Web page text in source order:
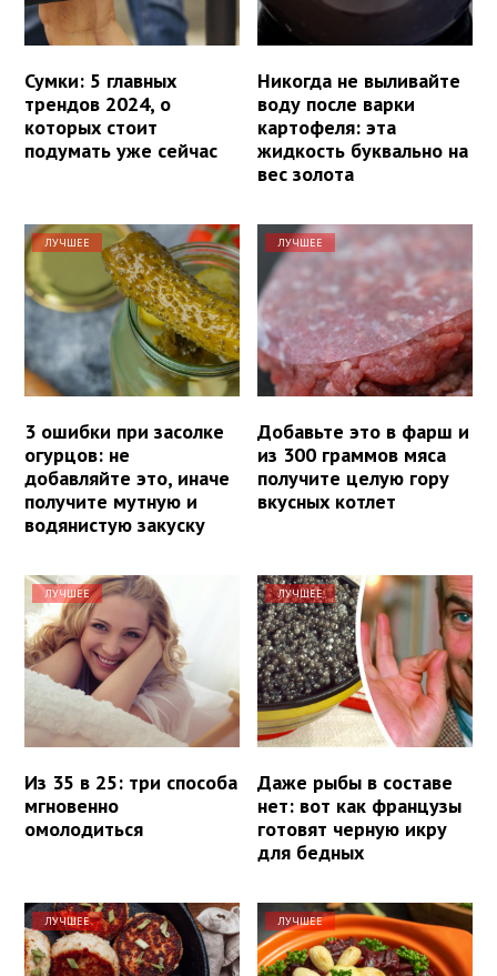
Сумки: 5 главных
трендов 2024, о
которых стоит
подумать уже сейчас
Никогда не выливайте
воду после варки
картофеля: эта
жидкость буквально на
вес золота
ЛУЧШЕЕ
3 ошибки при засолке
огурцов: не
добавляйте это, иначе
получите мутную и
водянистую закуску
ЛУЧШЕЕ
Добавьте это в фарш и
из 300 граммов мяса
получите целую гору
вкусных котлет
ЛУЧШЕЕ
Из 35 в 25: три способа
мгновенно
омолодиться
ЛУЧШЕЕ
Даже рыбы в составе
нет: вот как французы
готовят черную икру
для бедных
ЛУЧШЕЕ ЛУЧШЕЕ